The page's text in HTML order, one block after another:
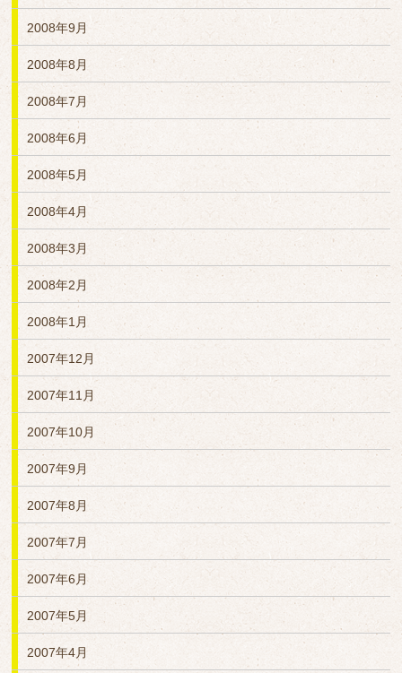
2008年9月
2008年8月
2008年7月
2008年6月
2008年5月
2008年4月
2008年3月
2008年2月
2008年1月
2007年12月
2007年11月
2007年10月
2007年9月
2007年8月
2007年7月
2007年6月
2007年5月
2007年4月